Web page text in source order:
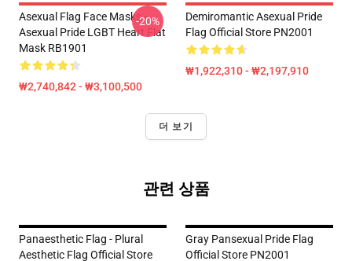
Asexual Flag Face Masks -
Asexual Pride LGBT Heart Flat
Mask RB1901
₩2,740,842 - ₩3,100,500
-20%
Demiromantic Asexual Pride
Flag Official Store PN2001
₩1,922,310 - ₩2,197,910
더 보기
관련 상품
Panaesthetic Flag - Plural
Aesthetic Flag Official Store
Gray Pansexual Pride Flag
Official Store PN2001